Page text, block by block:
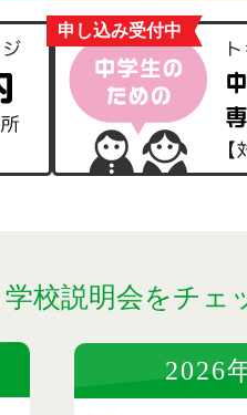
申し込み受付中
学校説明会をチェ
2026